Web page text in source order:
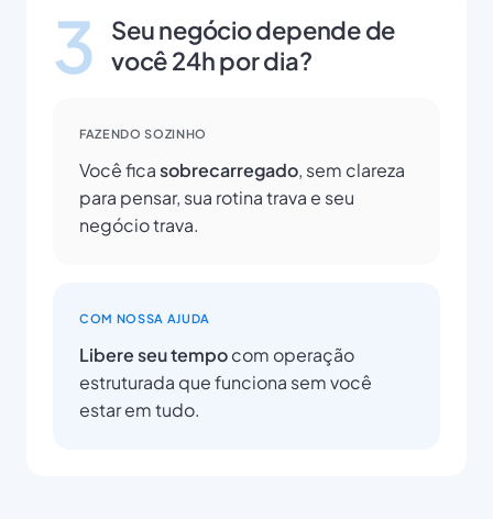
3
Seu negócio depende de
você 24h por dia?
FAZENDO SOZINHO
Você ficasobrecarregado, sem clareza
para pensar, sua rotina trava e seu
negócio trava.
COM NOSSA AJUDA
Libere seu tempocom operação
estruturada que funciona sem você
estar em tudo.